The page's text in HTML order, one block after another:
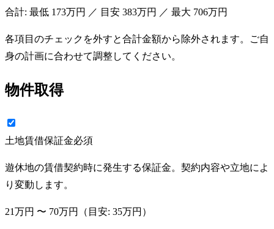
合計: 最低 173万円 ／ 目安 383万円 ／ 最大 706万円
各項目のチェックを外すと合計金額から除外されます。ご自
身の計画に合わせて調整してください。
物件取得
土地賃借保証金必須
遊休地の賃借契約時に発生する保証金。契約内容や立地によ
り変動します。
21万円 〜 70万円 （目安: 35万円 ）